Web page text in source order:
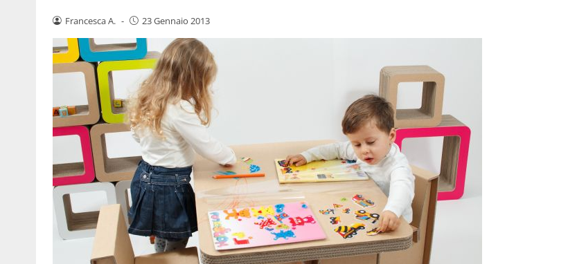
Francesca A. - 23 Gennaio 2013